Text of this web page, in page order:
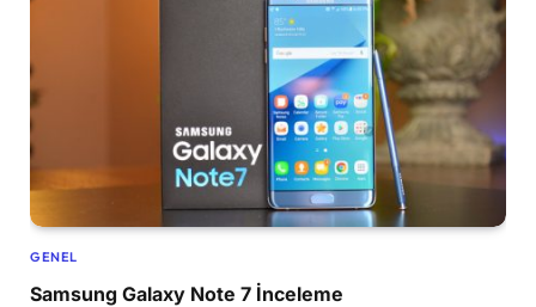
GENEL
Samsung Galaxy Note 7 İnceleme